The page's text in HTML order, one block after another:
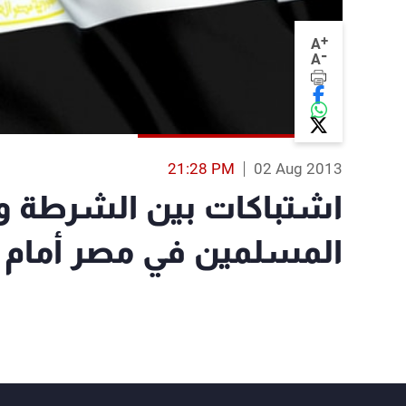
A+
A-
02 Aug 2013
21:28 PM
اشتباكات بين الشرطة
المسلمين في مصر أمام